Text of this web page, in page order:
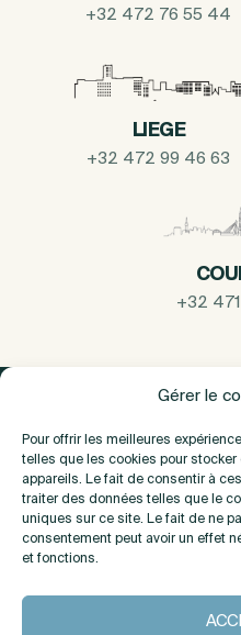
Gérer le
Pour offrir les meilleures
telles que les cookies pour
appareils. Le fait de consentir à
traiter des données telles que le
uniques sur ce site. Le fait de ne
consentement peut avoir un effet
et fonctions.
+32 472 76 55 44
LIEGE
+32 472 99 46 63
+32
A